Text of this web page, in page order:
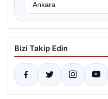
Bizi Takip Edin